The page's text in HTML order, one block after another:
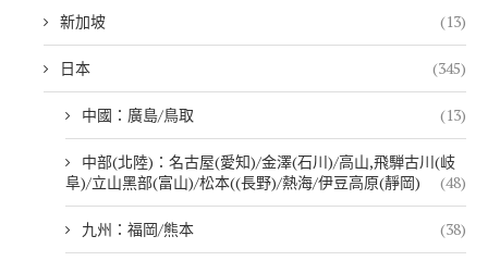
新加坡 (13)
日本 (345)
中國：廣島/鳥取 (13)
中部(北陸)：名古屋(愛知)/金澤(石川)/高山,飛騨古川(岐
阜)/立山黑部(富山)/松本((長野)/熱海/伊豆高原(靜岡)
(48)
九州：福岡/熊本 (38)